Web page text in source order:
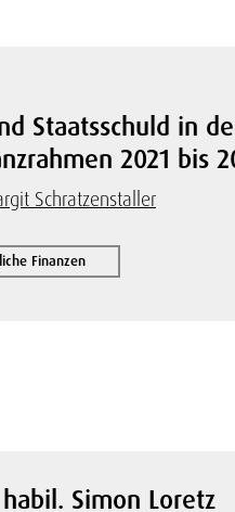
Staatsschuld in
2021 bis
Schratzenstaller
Finanzen
habil. Simon Loretz